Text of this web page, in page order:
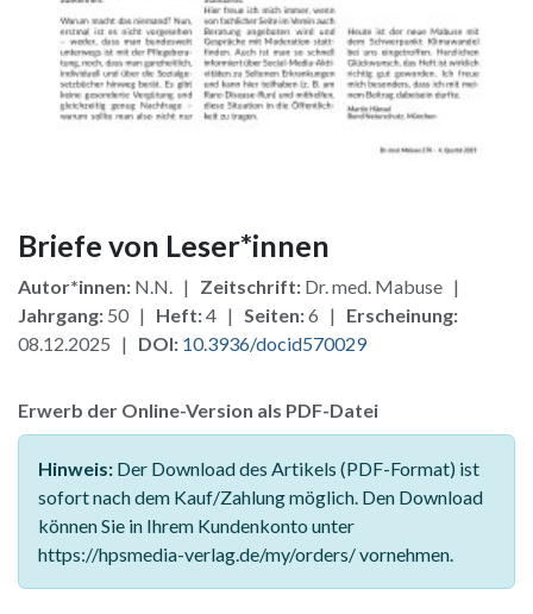
Briefe von Leser*innen
Autor*innen: N.N. | Zeitschrift: Dr. med. Mabuse |
Jahrgang: 50 | Heft:4 | Seiten:6 | Erscheinung:
08.12.2025 | DOI: 10.3936/docid570029
Erwerb der Online-Version als PDF-Datei
Hinweis: Der Download des Artikels (PDF-Format) ist
sofort nach dem Kauf/Zahlung möglich. Den Download
können Sie in Ihrem Kundenkonto unter
https://hpsmedia-verlag.de/my/orders/ vornehmen.